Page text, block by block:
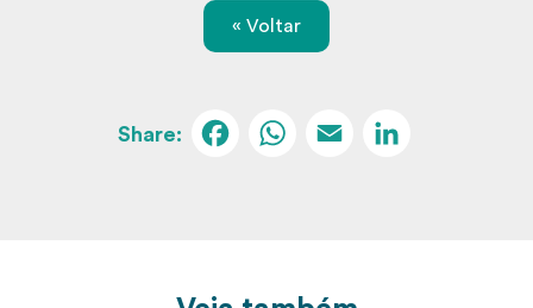
« Voltar
Facebook
WhatsApp
Email